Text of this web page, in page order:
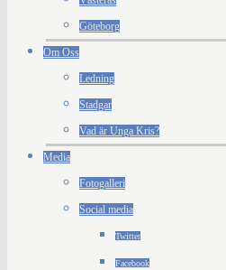
Göteborg
Om Oss
Ledning
Stadgar
Vad är Unga Kris?
Media
Fotogalleri
Social media
Twitter
Facebook